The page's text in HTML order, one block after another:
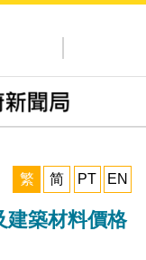
繁
简 PT EN
建築材料價格